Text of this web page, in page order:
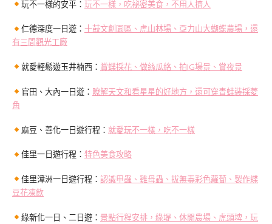
玩不一樣的安平： 玩不一樣，吃祕密美食，不用人擠人
仁德深度一日遊： 十鼓文創園區、虎山林場、亞力山大蝴蝶農場，還
有三間觀光工廠
就愛輕鬆遊玉井楠西： 賞蝶採花、做絲瓜絡、拍IG場景、賞夜景
官田、大內一日遊： 瞭解天文和看星星的好地方，還可穿青蛙裝採菱
角
麻豆、善化一日遊行程： 就愛玩不一樣，吃不一樣
佳里一日遊行程： 特色美食攻略
佳里漳洲一日遊行程： 認識甲蟲、雞母蟲、拔無毒彩色蘿蔔、製作蝶
豆花凍飲
綠新化一日、二日遊： 景點行程安排，綠堤、休閒農場、虎頭埤，玩